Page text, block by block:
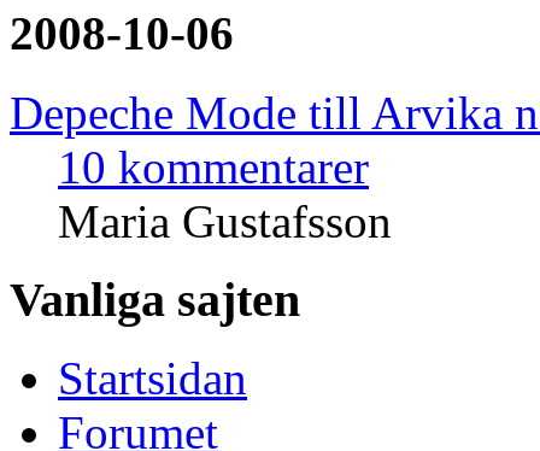
2008-10-06
Depeche Mode till Arvika
10 kommentarer
Maria Gustafsson
Vanliga sajten
Startsidan
Forumet